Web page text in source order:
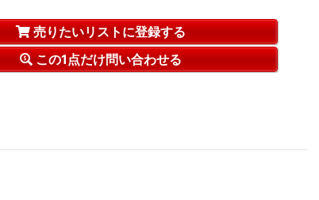
売りたいリストに登録する
この1点だけ問い合わせる